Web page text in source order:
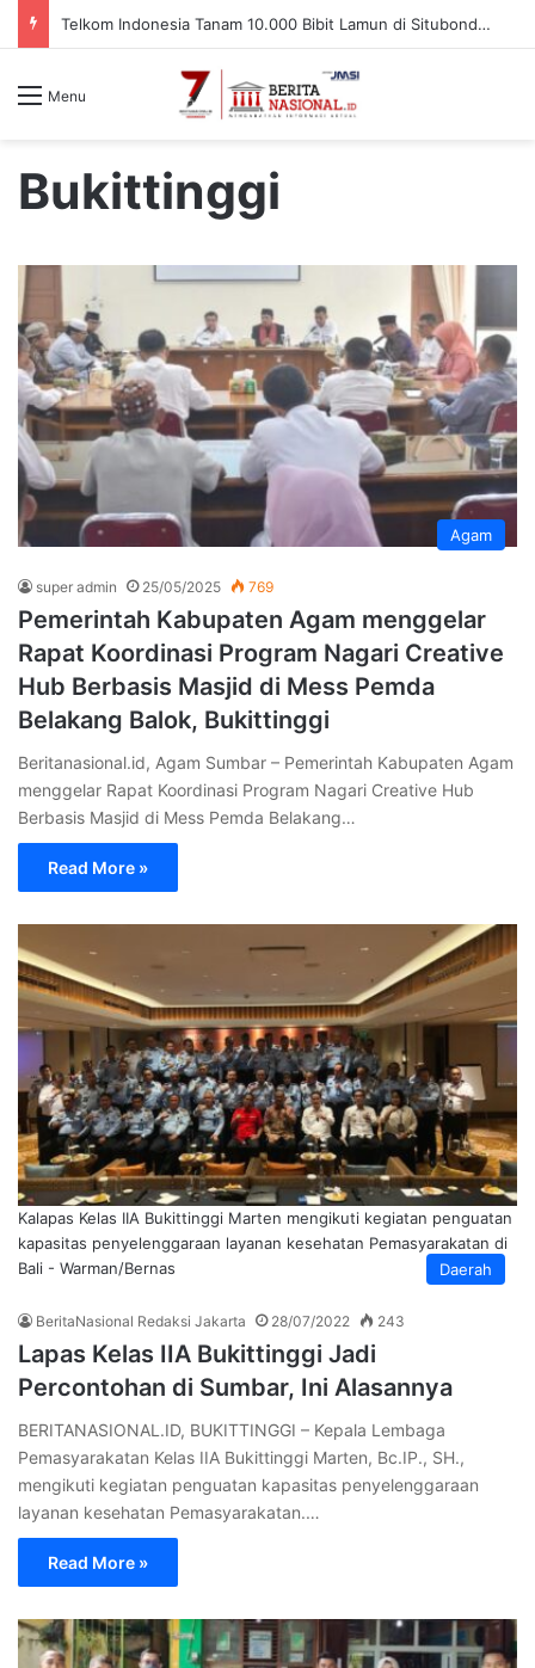
Telkom Indonesia Tanam 10.000 Bibit Lamun di Situbondo, Dorong Pemulihan Ekosistem Pesisir
Menu
Bukittinggi
Agam
super admin 25/05/2025 769
Pemerintah Kabupaten Agam menggelar
Rapat Koordinasi Program Nagari Creative
Hub Berbasis Masjid di Mess Pemda
Belakang Balok, Bukittinggi
Beritanasional.id, Agam Sumbar – Pemerintah Kabupaten Agam
menggelar Rapat Koordinasi Program Nagari Creative Hub
Berbasis Masjid di Mess Pemda Belakang…
Read More »
Daerah
Kalapas Kelas IIA Bukittinggi Marten mengikuti kegiatan penguatan
kapasitas penyelenggaraan layanan kesehatan Pemasyarakatan di
Bali - Warman/Bernas
BeritaNasional Redaksi Jakarta 28/07/2022 243
Lapas Kelas IIA Bukittinggi Jadi
Percontohan di Sumbar, Ini Alasannya
BERITANASIONAL.ID, BUKITTINGGI – Kepala Lembaga
Pemasyarakatan Kelas IIA Bukittinggi Marten, Bc.IP., SH.,
mengikuti kegiatan penguatan kapasitas penyelenggaraan
layanan kesehatan Pemasyarakatan.…
Read More »